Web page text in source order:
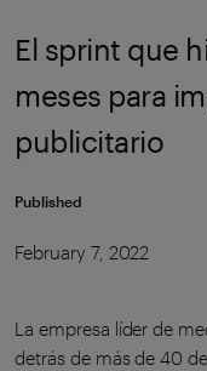
El sprint que
meses para
publicitario
Published
February 7, 2022
La empresa líder de
detrás de más de 40